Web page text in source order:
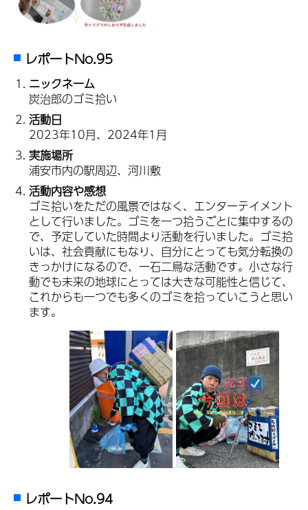
レポートNo.95
ニックネーム
炭治郎のゴミ拾い
活動日
2023年10月、2024年1月
実施場所
浦安市内の駅周辺、河川敷
活動内容や感想
ゴミ拾いをただの風景ではなく、エンターテイメント
として行いました。ゴミを一つ拾うごとに集中するの
で、予定していた時間より活動を行いました。ゴミ拾
いは、社会貢献にもなり、自分にとっても気分転換の
きっかけになるので、一石二鳥な活動です。小さな行
動でも未来の地球にとっては大きな可能性と信じて、
これからも一つでも多くのゴミを拾っていこうと思い
ます。
レポートNo.94